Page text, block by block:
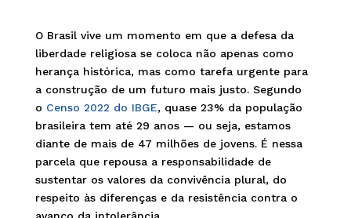
O Brasil vive um momento em que a defesa da
liberdade religiosa se coloca não apenas como
herança histórica, mas como tarefa urgente para
a construção de um futuro mais justo. Segundo
o Censo 2022 do IBGE, quase 23% da população
brasileira tem até 29 anos — ou seja, estamos
diante de mais de 47 milhões de jovens. É nessa
parcela que repousa a responsabilidade de
sustentar os valores da convivência plural, do
respeito às diferenças e da resistência contra o